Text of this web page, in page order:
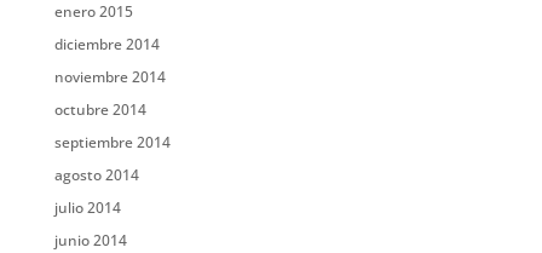
enero 2015
diciembre 2014
noviembre 2014
octubre 2014
septiembre 2014
agosto 2014
julio 2014
junio 2014